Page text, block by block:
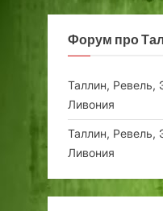
Форум про
Таллин, Ревель,
Ливония
Таллин, Ревель,
Ливония